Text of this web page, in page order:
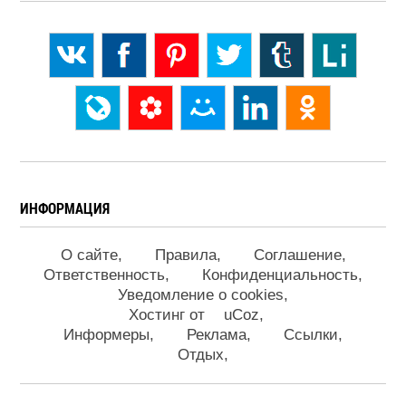
ИНФОРМАЦИЯ
О сайте Правила
Соглашение
Ответственность
Конфиденциальность
Уведомление о cookies
Хостинг от
uCoz
Информеры
Реклама
Ссылки
Отдых